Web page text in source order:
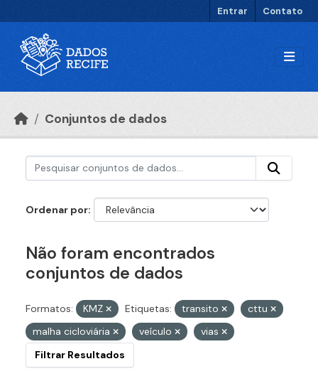
Entrar Contato
Conjuntos de dados
Ordenar por
Não foram encontrados
conjuntos de dados
Formatos: KMZ Etiquetas: transito
cttu
malha cicloviária
veículo
vias
Filtrar Resultados